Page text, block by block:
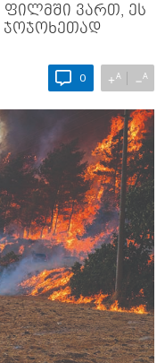
ფილმში ვართ, ეს
ჯოჯოხეთად
0 +A −A